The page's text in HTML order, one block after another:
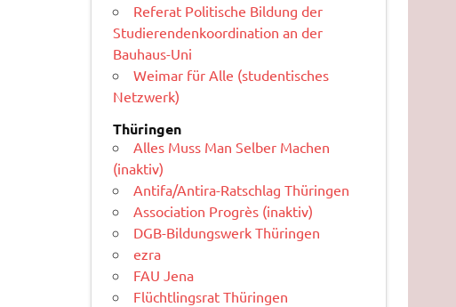
Referat Politische Bildung der
Studierendenkoordination an der
Bauhaus-Uni
Weimar für Alle (studentisches
Netzwerk)
Thüringen
Alles Muss Man Selber Machen
(inaktiv)
Antifa/Antira-Ratschlag Thüringen
Association Progrès (inaktiv)
DGB-Bildungswerk Thüringen
ezra
FAU Jena
Flüchtlingsrat Thüringen